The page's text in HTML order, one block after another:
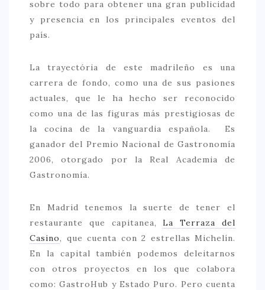
< 25 €
> 50 €
NUESTROS FAVORITOS
BEAUTY
ESCAPADAS
HEALTHY
SELECCIONES MESADE2
MAPA
sobre todo para obtener una gran publicidad
y presencia en los principales eventos del
país.
La trayectória de este madrileño es una
carrera de fondo, como una de sus pasiones
actuales, que le ha hecho ser reconocido
como una de las figuras más prestigiosas de
la cocina de la vanguardia española. Es
ganador del Premio Nacional de Gastronomía
2006, otorgado por la Real Academia de
Gastronomía.
En Madrid tenemos la suerte de tener el
restaurante que capitanea,La Terraza del
Casino, que cuenta con 2 estrellas Michelín.
En la capital también podemos deleitarnos
con otros proyectos en los que colabora
como: GastroHub y Estado Puro. Pero cuenta